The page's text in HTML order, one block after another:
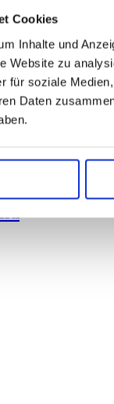
Cookies
Inhalte und
Website zu
für soziale
Daten